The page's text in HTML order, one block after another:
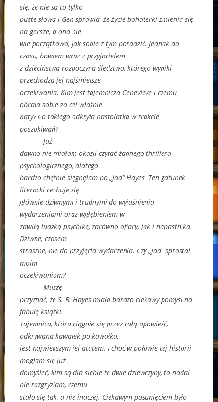
się, że nie są to tylko
puste słowa i Gen sprawia, że życie bohaterki zmienia się
na gorsze, a ona nie
wie początkowo, jak sobie z tym poradzić. Jednak do
czasu, bowiem wraz z przyjacielem
z dzieciństwa rozpoczyna śledztwo, którego wyniki
przechodzą jej najśmielsze
oczekiwania. Kim jest tajemnicza Genevieve i czemu
obrała sobie za cel właśnie
Katy? Co takiego odkryła nastolatka w trakcie
poszukiwań?
Już
dawno nie miałam okazji czytać żadnego thrillera
psychologicznego, dlatego
bardzo chętnie sięgnęłam po „Jad” Hayes. Ten gatunek
literacki cechuje się
głównie dziwnymi i trudnymi do wyjaśnienia
wydarzeniami oraz wgłębieniem w
zawiłą ludzką psychikę, zarówno ofiary, jak i napastnika.
Dziwne, czasem
straszne, nie do przyjęcia wydarzenia. Czy „Jad” sprostał
moim
oczekiwaniom?
Muszę
przyznać, że S. B. Hayes miała bardzo ciekawy pomysł na
fabułę książki.
Tajemnica, która ciągnie się przez całą opowieść,
odkrywana kawałek po kawałku,
jest największym jej atutem. I choć w połowie tej historii
mogłam się już
domyśleć, kim są dla siebie te dwie dziewczyny, to nadal
nie rozgryzłam, czemu
stało się tak, a nie inaczej. Ciekawym posunięciem było